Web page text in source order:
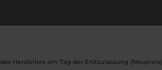
Herstellers am Tag der Erstzulassung (Neupreis).